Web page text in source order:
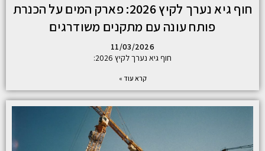
חוף גיא נערך לקיץ 2026: פארק המים על הכנרת
פותח עונה עם מתקנים משודרגים
11/03/2026
חוף גיא נערך לקיץ 2026:
קרא עוד »